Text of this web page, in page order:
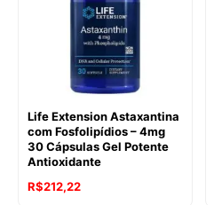
Life Extension Astaxantina
com Fosfolipídios – 4mg
30 Cápsulas Gel Potente
Antioxidante
R$212,22